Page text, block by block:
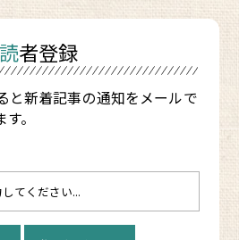
読者登録
と新着記事の通知をメールで
。